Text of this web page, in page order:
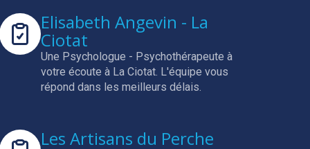
Elisabeth Angevin - La
Ciotat
Une Psychologue - Psychothérapeute à
votre écoute à La Ciotat. L'équipe vous
répond dans les meilleurs délais.
Les Artisans du Perche